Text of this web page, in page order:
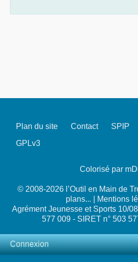
Plan du site Contact SPIP
GPLv3
Colorisé par
© 2008-2026 l’Outil en Main de
plans...
Mentions
Agrément Jeunesse et Sports 10/
577 009 - SIRET n° 503
Connexion